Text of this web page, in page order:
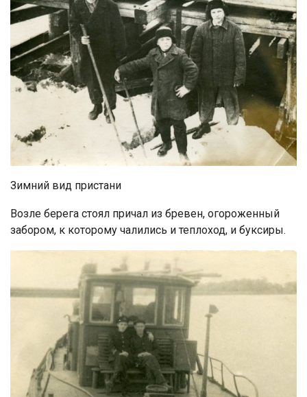
Зимний вид пристани
Возле берега стоял причал из бревен, огороженный
забором, к которому чалились и теплоход, и буксиры.